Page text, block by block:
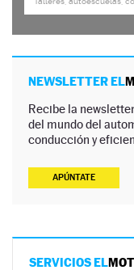
NEWSLETTER EL
Recibe la
del mundo del
conducción y
APÚNTATE
SERVICIOS EL